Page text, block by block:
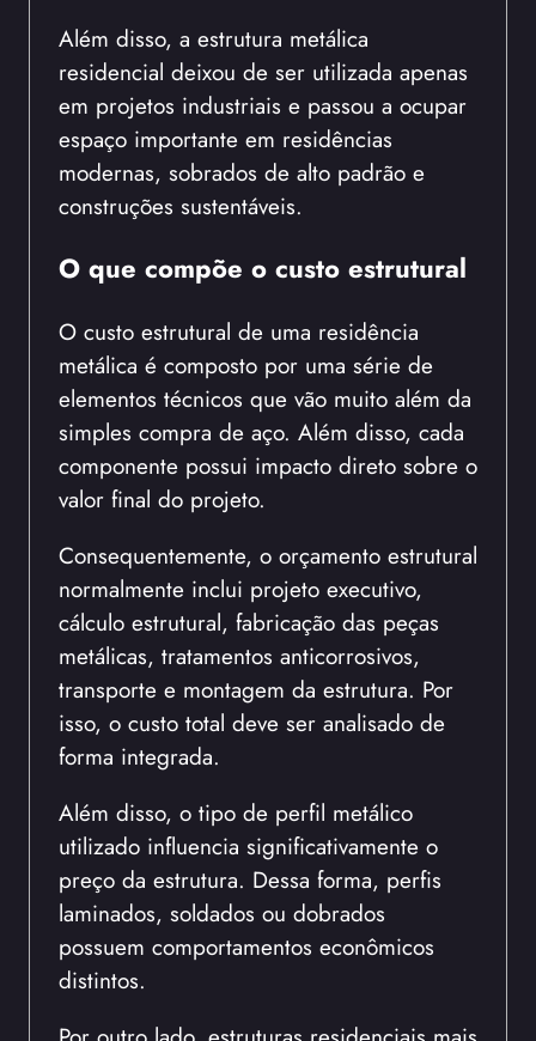
Além disso, a estrutura metálica
residencial deixou de ser utilizada apenas
em projetos industriais e passou a ocupar
espaço importante em residências
modernas, sobrados de alto padrão e
construções sustentáveis.
O que compõe o custo estrutural
O custo estrutural de uma residência
metálica é composto por uma série de
elementos técnicos que vão muito além da
simples compra de aço. Além disso, cada
componente possui impacto direto sobre o
valor final do projeto.
Consequentemente, o orçamento estrutural
normalmente inclui projeto executivo,
cálculo estrutural, fabricação das peças
metálicas, tratamentos anticorrosivos,
transporte e montagem da estrutura. Por
isso, o custo total deve ser analisado de
forma integrada.
Além disso, o tipo de perfil metálico
utilizado influencia significativamente o
preço da estrutura. Dessa forma, perfis
laminados, soldados ou dobrados
possuem comportamentos econômicos
distintos.